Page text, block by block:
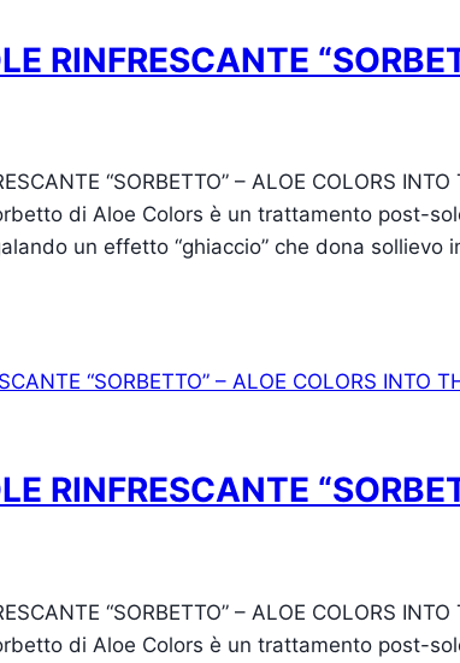
RINFRESCANTE
“SORBETTO” – ALOE COLORS
di Aloe Colors è un trattamento post-
un effetto “ghiaccio” che dona sollievo
RINFRESCANTE
“SORBETTO” – ALOE COLORS
di Aloe Colors è un trattamento post-